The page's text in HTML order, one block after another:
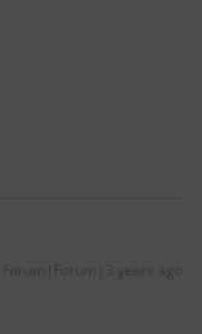
Forum|Forum|3 years ago